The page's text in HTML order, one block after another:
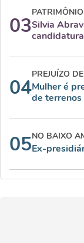
03Silvia
candidatura
04
PREJUÍZO
Mulher é
de terrenos
05NO BAIXO
Ex-